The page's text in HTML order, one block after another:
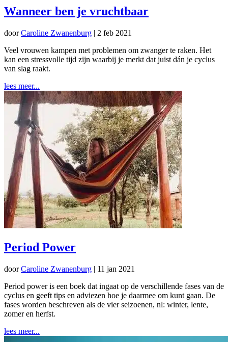
Wanneer ben je vruchtbaar
doorCaroline Zwanenburg | 2 feb 2021
Veel vrouwen kampen met problemen om zwanger te raken. Het
kan een stressvolle tijd zijn waarbij je merkt dat juist dán je cyclus
van slag raakt.
lees meer...
Period Power
doorCaroline Zwanenburg | 11 jan 2021
Period power is een boek dat ingaat op de verschillende fases van de
cyclus en geeft tips en adviezen hoe je daarmee om kunt gaan. De
fases worden beschreven als de vier seizoenen, nl: winter, lente,
zomer en herfst.
lees meer...